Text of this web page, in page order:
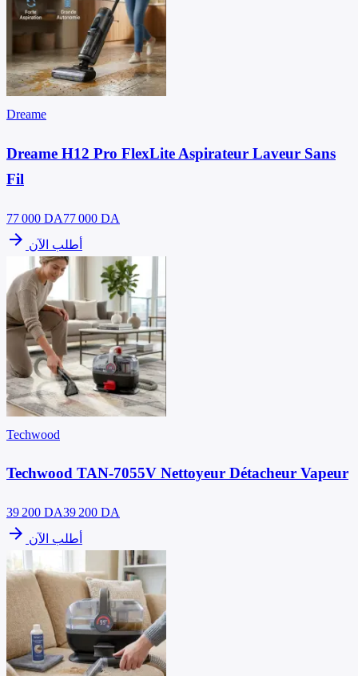
Dreame
Dreame H12 Pro FlexLite Aspirateur Laveur Sans
Fil
77 000 DA77 000 DA
arrow_forward أطلب الآن
Techwood
Techwood TAN-7055V Nettoyeur Détacheur Vapeur
39 200 DA39 200 DA
arrow_forward أطلب الآن